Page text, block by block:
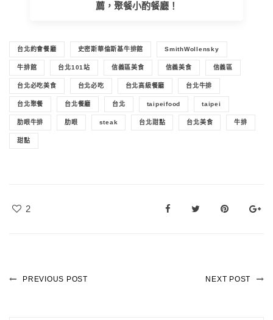
薦，聚餐小酌餐廳！
台北約會餐廳 史密斯華倫斯基牛排館 SmithWollensky
牛排館 台北101站 信義區美食 信義美食 信義區
台北必吃美食 台北必吃 台北高級餐廳 台北牛排
台北聚餐 台北餐廳 台北 taipeifood taipei
肋眼牛排 肋眼 steak 台北甜點 台北美食 牛排
甜點
2
PREVIOUS POST NEXT POST